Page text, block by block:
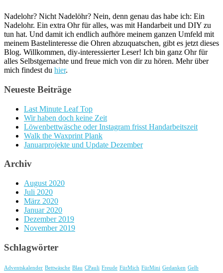
Nadelohr? Nicht Nadelöhr? Nein, denn genau das habe ich: Ein
Nadelohr. Ein extra Ohr für alles, was mit Handarbeit und DIY zu
tun hat. Und damit ich endlich aufhöre meinem ganzen Umfeld mit
meinem Bastelinteresse die Ohren abzuquatschen, gibt es jetzt dieses
Blog. Willkommen, diy-interessierter Leser! Ich bin ganz Ohr für
alles Selbstgemachte und freue mich von dir zu hören. Mehr über
mich findest du hier.
Neueste Beiträge
Last Minute Leaf Top
Wir haben doch keine Zeit
Löwenbettwäsche oder Instagram frisst Handarbeitszeit
Walk the Waxprint Plank
Januarprojekte und Update Dezember
Archiv
August 2020
Juli 2020
März 2020
Januar 2020
Dezember 2019
November 2019
Schlagwörter
Adventskalender Bettwäsche Blau CPauli Freude FürMich FürMini Gedanken Gelb